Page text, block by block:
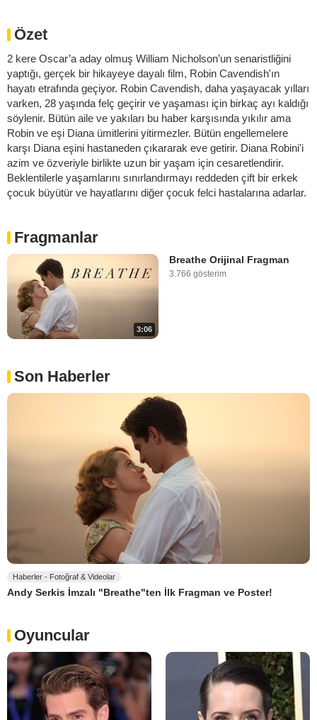
Özet
2 kere Oscar’a aday olmuş William Nicholson’un senaristliğini
yaptığı, gerçek bir hikayeye dayalı film, Robin Cavendish'ın
hayatı etrafında geçiyor. Robin Cavendish, daha yaşayacak yılları
varken, 28 yaşında felç geçirir ve yaşaması için birkaç ayı kaldığı
söylenir. Bütün aile ve yakıları bu haber karşısında yıkılır ama
Robin ve eşi Diana ümitlerini yitirmezler. Bütün engellemelere
karşı Diana eşini hastaneden çıkararak eve getirir. Diana Robini'i
azim ve özveriyle birlikte uzun bir yaşam için cesaretlendirir.
Beklentilerle yaşamlarını sınırlandırmayı reddeden çift bir erkek
çocuk büyütür ve hayatlarını diğer çocuk felci hastalarına adarlar.
Fragmanlar
3:06
Breathe Orijinal Fragman
3.766 gösterim
Son Haberler
Haberler - Fotoğraf & Videolar
Andy Serkis İmzalı "Breathe"ten İlk Fragman ve Poster!
Oyuncular